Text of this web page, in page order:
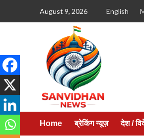
August 9, 2026 English
Home ब्रेकिंग न्यूज़ देश /